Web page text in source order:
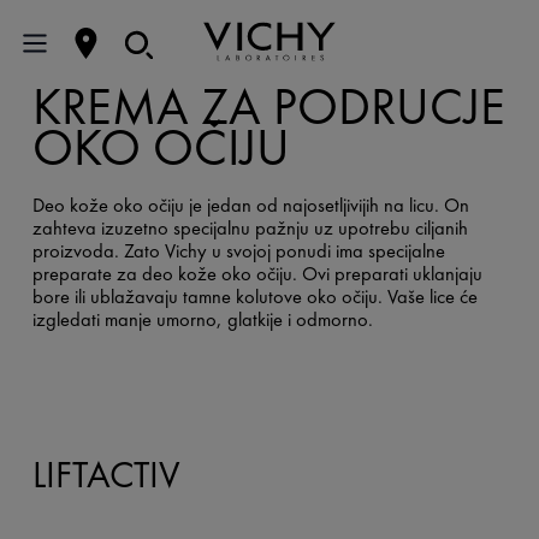
KREMA ZA PODRUČJE
OKO OČIJU
Deo kože oko očiju je jedan od najosetljivijih na licu. On
zahteva izuzetno specijalnu pažnju uz upotrebu ciljanih
proizvoda. Zato Vichy u svojoj ponudi ima specijalne
preparate za deo kože oko očiju. Ovi preparati uklanjaju
bore ili ublažavaju tamne kolutove oko očiju. Vaše lice će
izgledati manje umorno, glatkije i odmorno.
LIFTACTIV